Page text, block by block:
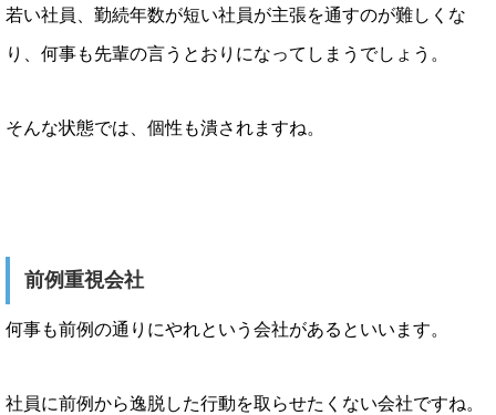
若い社員、勤続年数が短い社員が主張を通すのが難しくな
り、何事も先輩の言うとおりになってしまうでしょう。
そんな状態では、個性も潰されますね。
前例重視会社
何事も前例の通りにやれという会社があるといいます。
社員に前例から逸脱した行動を取らせたくない会社ですね。